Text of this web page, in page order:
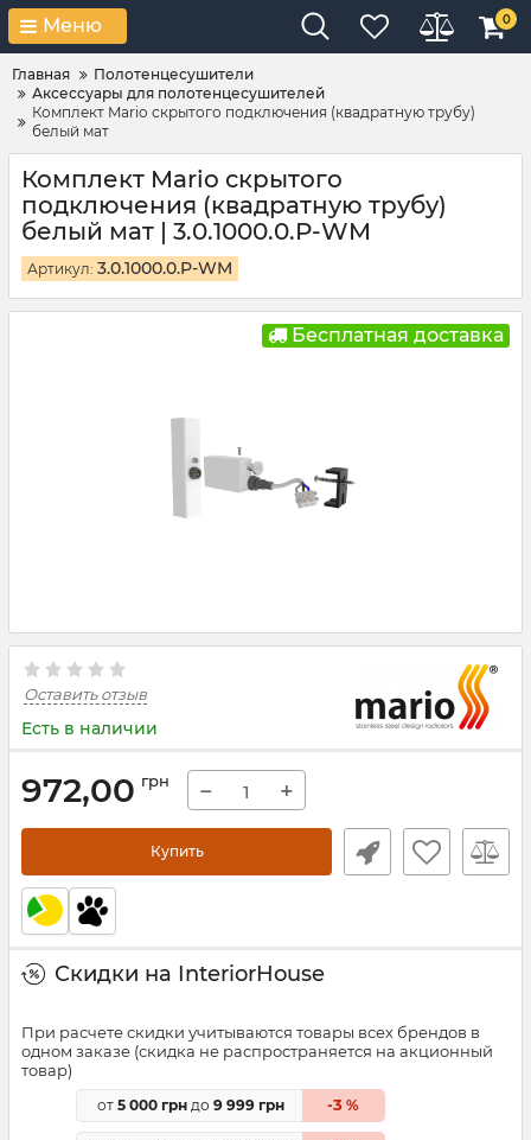
Меню 0
Главная
Полотенцесушители
Аксессуары для полотенцесушителей
Комплект Mario скрытого подключения (квадратную трубу)
белый мат
Комплект Mario скрытого
подключения (квадратную трубу)
белый мат | 3.0.1000.0.P-WM
Артикул: 3.0.1000.0.P-WM
Бесплатная доставка
Оставить отзыв
Есть в наличии
972,00 грн − +
Купить
Скидки на InteriorHouse
При расчете скидки учитываются товары всех брендов в
одном заказе (скидка не распространяется на акционный
товар)
от 5 000 грн до 9 999 грн -3 %